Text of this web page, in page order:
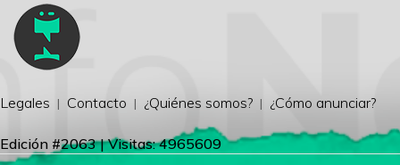
Legales Contacto ¿Quiénes somos? ¿Cómo anunciar?
Edición #2063 | Visitas: 4965609